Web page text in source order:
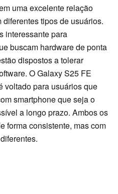
uma excelente relação
tipos de usuários.
interessante para
buscam hardware de ponta
dispostos a tolerar
O Galaxy S25 FE
voltado para usuários que
smartphone que seja o
a longo prazo. Ambos os
forma consistente, mas com